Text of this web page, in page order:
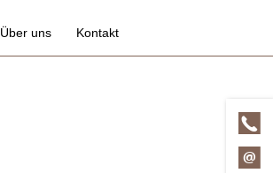
Über uns Kontakt